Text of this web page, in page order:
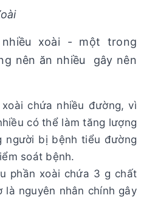
xoài - một trong
nên ăn nhiều gây nên
chứa nhiều đường, vì
có thể làm tăng lượng
người bị bệnh tiểu đường
soát bệnh.
phần xoài chứa 3 g chất
là nguyên nhân chính gây